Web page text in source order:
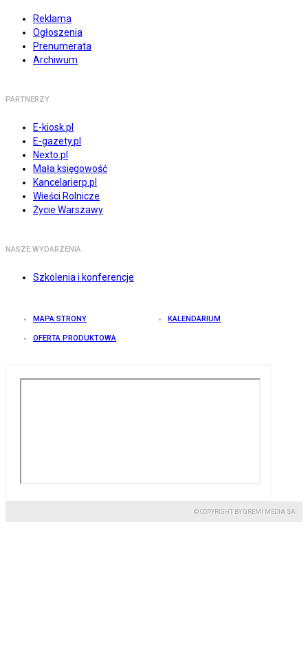
Reklama
Ogłoszenia
Prenumerata
Archiwum
PARTNERZY
E-kiosk.pl
E-gazety.pl
Nexto.pl
Mała księgowość
Kancelarierp.pl
Wieści Rolnicze
Życie Warszawy
NASZE WYDARZENIA
Szkolenia i konferencje
MAPA STRONY KALENDARIUM
OFERTA PRODUKTOWA
© COPYRIGHT BY GREMI MEDIA SA